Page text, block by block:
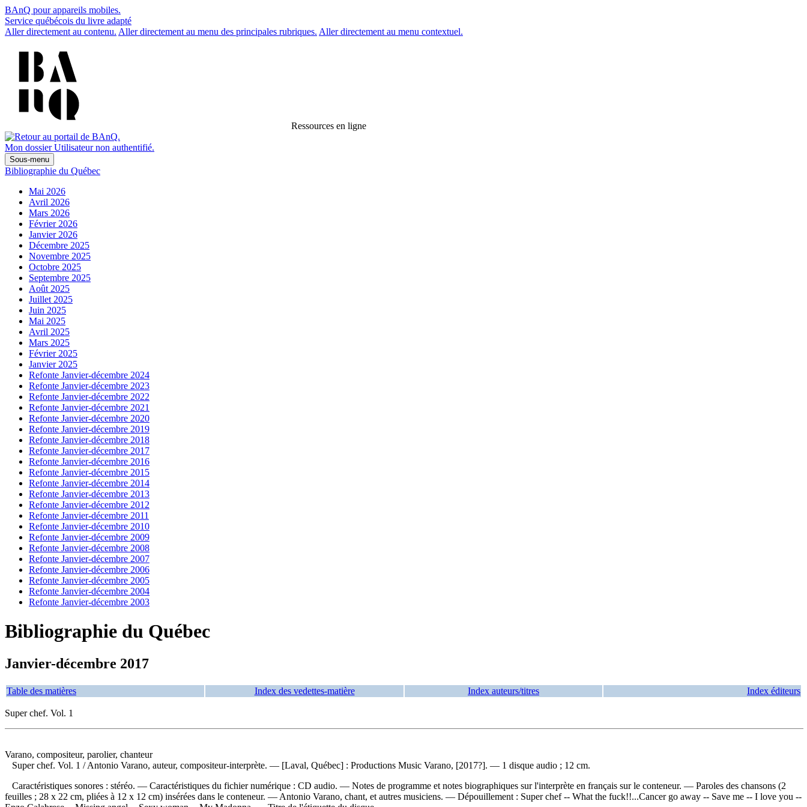
BAnQ pour appareils mobiles.
Service québécois du livre adapté
Aller directement au contenu. Aller directement au menu des principales rubriques. Aller directement au menu contextuel.
Ressources en ligne
Mon dossier Utilisateur non authentifié.
Sous-menu
Bibliographie du Québec
Mai 2026
Avril 2026
Mars 2026
Février 2026
Janvier 2026
Décembre 2025
Novembre 2025
Octobre 2025
Septembre 2025
Août 2025
Juillet 2025
Juin 2025
Mai 2025
Avril 2025
Mars 2025
Février 2025
Janvier 2025
Refonte Janvier-décembre 2024
Refonte Janvier-décembre 2023
Refonte Janvier-décembre 2022
Refonte Janvier-décembre 2021
Refonte Janvier-décembre 2020
Refonte Janvier-décembre 2019
Refonte Janvier-décembre 2018
Refonte Janvier-décembre 2017
Refonte Janvier-décembre 2016
Refonte Janvier-décembre 2015
Refonte Janvier-décembre 2014
Refonte Janvier-décembre 2013
Refonte Janvier-décembre 2012
Refonte Janvier-décembre 2011
Refonte Janvier-décembre 2010
Refonte Janvier-décembre 2009
Refonte Janvier-décembre 2008
Refonte Janvier-décembre 2007
Refonte Janvier-décembre 2006
Refonte Janvier-décembre 2005
Refonte Janvier-décembre 2004
Refonte Janvier-décembre 2003
Bibliographie du Québec
Janvier-décembre 2017
Table des matières Index des vedettes-matière Index auteurs/titres Index éditeurs
Super chef. Vol. 1
Varano, compositeur, parolier, chanteur
Super chef. Vol. 1 / Antonio Varano, auteur, compositeur-interprète. — [Laval, Québec] : Productions Music Varano, [2017?]. — 1 disque audio ; 12 cm.
Caractéristiques sonores : stéréo. — Caractéristiques du fichier numérique : CD audio. — Notes de programme et notes biographiques sur l'interprète en français sur le conteneur. — Paroles des chansons (2
feuilles ; 28 x 22 cm, pliées à 12 x 12 cm) insérées dans le conteneur. — Antonio Varano, chant, et autres musiciens. — Dépouillement : Super chef -- What the fuck!!...Cancer go away -- Save me -- I love you --